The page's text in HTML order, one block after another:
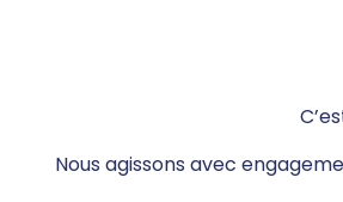
Nous agissons avec